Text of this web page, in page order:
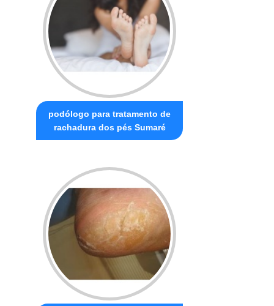
podólogo para tratamento de
rachadura dos pés Sumaré